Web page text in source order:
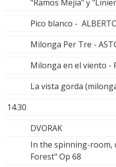
"Ramos Mejía" y
Pico blanco -
Milonga Per Tre -
Milonga en el viento -
La vista gorda
14.30
DVORAK
In the spinning-room,
Forest" Op 68